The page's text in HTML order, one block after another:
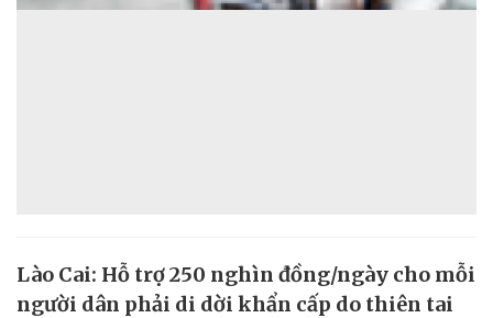
Lào Cai: Hỗ trợ 250 nghìn đồng/ngày cho mỗi
người dân phải di dời khẩn cấp do thiên tai